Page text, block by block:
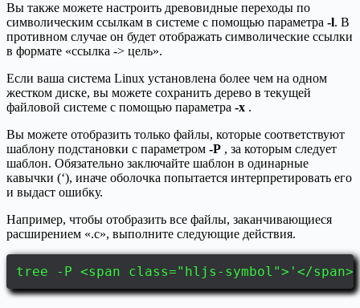
Вы также можете настроить древовидные переходы по
символическим ссылкам в системе с помощью параметра -l. В
противном случае он будет отображать символические ссылки
в формате «ссылка -> цель».
Если ваша система Linux установлена более чем на одном
жестком диске, вы можете сохранить дерево в текущей
файловой системе с помощью параметра -x .
Вы можете отобразить только файлы, которые соответствуют
шаблону подстановки с параметром -P , за которым следует
шаблон. Обязательно заключайте шаблон в одинарные
кавычки (‘), иначе оболочка попытается интерпретировать его
и выдаст ошибку.
Например, чтобы отобразить все файлы, заканчивающиеся
расширением «.c», выполните следующие действия.
tree -P <span class="hljs-symbol">'</